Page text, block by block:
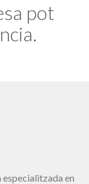
pot
especialitzada en